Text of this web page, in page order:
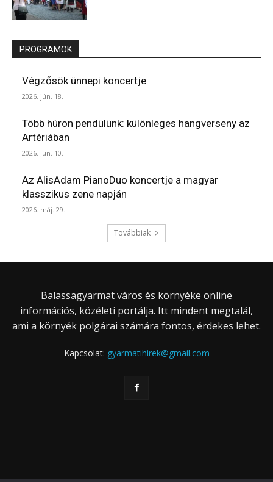
PROGRAMOK
Végzősök ünnepi koncertje
2026. jún. 18.
Több húron pendülünk: különleges hangverseny az
Artériában
2026. jún. 10.
Az AlisAdam PianoDuo koncertje a magyar
klasszikus zene napján
2026. máj. 29.
Továbbiak
Balassagyarmat város és környéke online
információs, közéleti portálja. Itt mindent megtalál,
ami a környék polgárai számára fontos, érdekes lehet.
Kapcsolat: gyarmatihirek@gmail.com